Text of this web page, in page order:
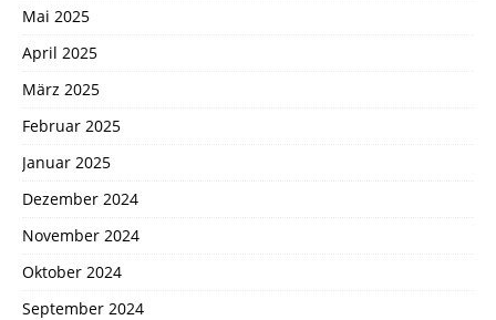
Mai 2025
April 2025
März 2025
Februar 2025
Januar 2025
Dezember 2024
November 2024
Oktober 2024
September 2024